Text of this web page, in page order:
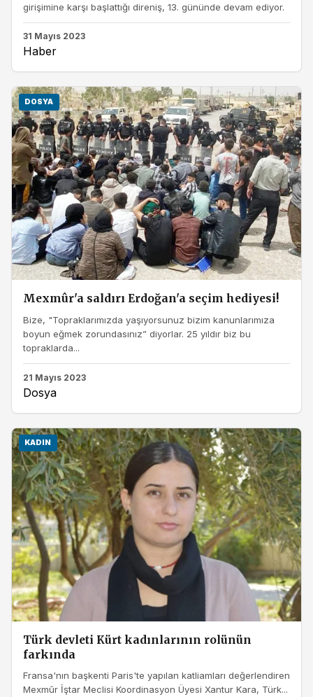
girişimine karşı başlattığı direniş, 13. gününde devam ediyor.
31 Mayıs 2023
Haber
DOSYA
Mexmûr'a saldırı Erdoğan'a seçim hediyesi!
Bize, "Topraklarımızda yaşıyorsunuz bizim kanunlarımıza
boyun eğmek zorundasınız” diyorlar. 25 yıldır biz bu
topraklarda...
21 Mayıs 2023
Dosya
KADIN
Türk devleti Kürt kadınlarının rolünün
farkında
Fransa'nın başkenti Paris'te yapılan katliamları değerlendiren
Mexmûr İştar Meclisi Koordinasyon Üyesi Xantur Kara, Türk...